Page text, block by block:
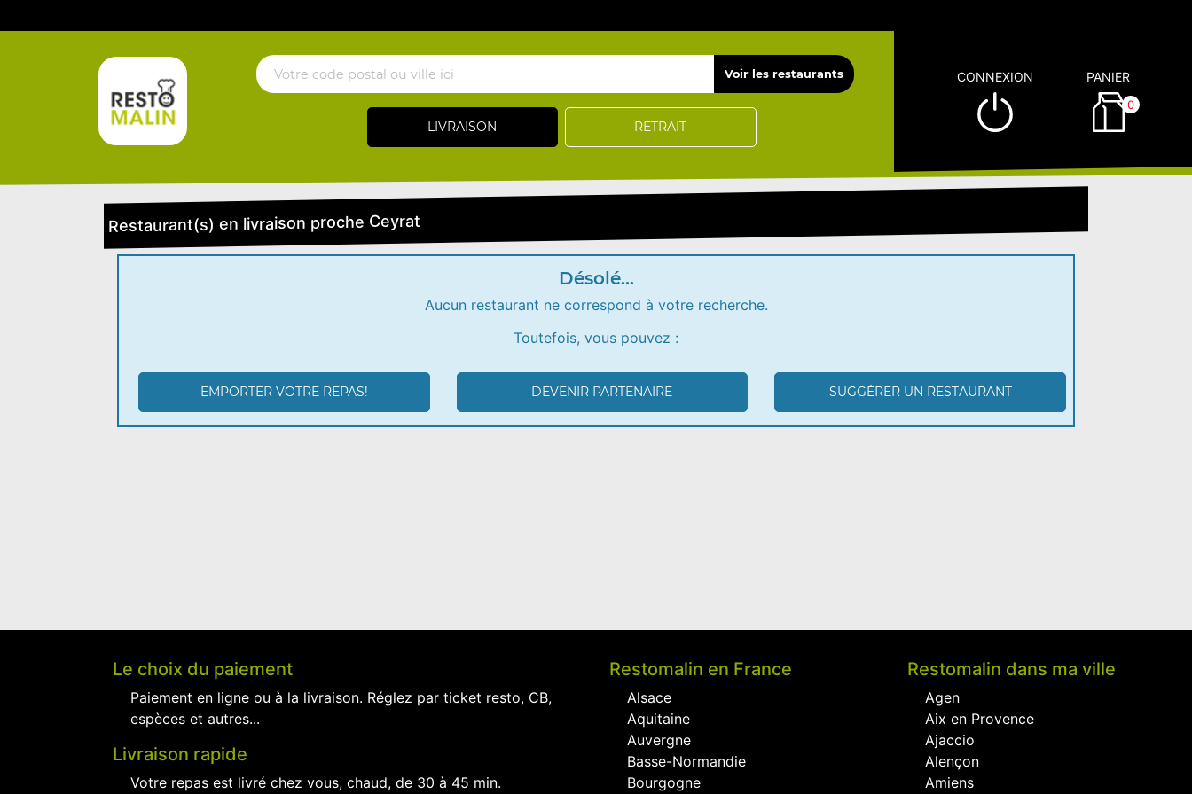
LIVRAISON RETRAIT
CONNEXION PANIER
0
Restaurant(s) en livraison proche Ceyrat
Désolé...
Aucun restaurant ne correspond à votre recherche.
Toutefois, vous pouvez :
EMPORTER VOTRE REPAS! DEVENIR PARTENAIRE SUGGÉRER UN RESTAURANT
Le choix du paiement
Paiement en ligne ou à la livraison. Réglez par ticket resto, CB,
espèces et autres...
Livraison rapide
Votre repas est livré chez vous, chaud, de 30 à 45 min.
Restomalin en France
Alsace
Aquitaine
Auvergne
Basse-Normandie
Bourgogne
Restomalin dans ma ville
Agen
Aix en Provence
Ajaccio
Alençon
Amiens